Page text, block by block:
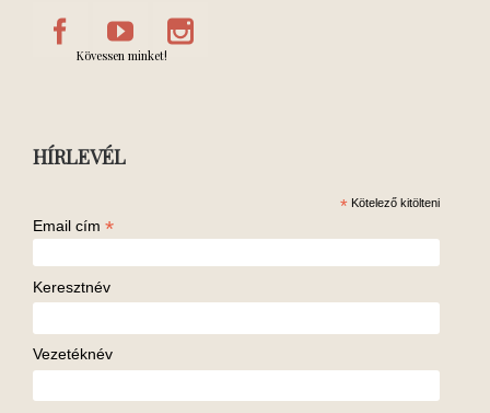
Kövessen minket!
HÍRLEVÉL
* Kötelező kitölteni
Email cím *
Keresztnév
Vezetéknév